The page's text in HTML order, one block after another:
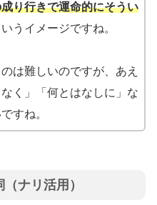
り行きで運命的にそうい
うイメージですね。
は難しいのですが、あえ
く」「何とはなしに」な
すね。
ナリ活用）